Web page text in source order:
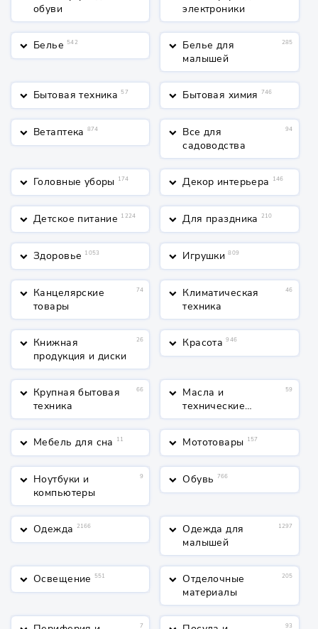
обуви
электроники
keyboard_arrow_down Белье 542 keyboard_arrow_down Белье для
малышей
285
keyboard_arrow_down Бытовая техника 57 keyboard_arrow_down Бытовая химия 746
keyboard_arrow_down Ветаптека 874 keyboard_arrow_down Все для
садоводства
94
keyboard_arrow_down Головные уборы 174 keyboard_arrow_down Декор интерьера 146
keyboard_arrow_down Детское питание 1224 keyboard_arrow_down Для праздника 210
keyboard_arrow_down Здоровье 1053 keyboard_arrow_down Игрушки 809
keyboard_arrow_down Канцелярские
товары
74 keyboard_arrow_down Климатическая
техника
46
keyboard_arrow_down Книжная
продукция и диски
26 keyboard_arrow_down Красота 946
keyboard_arrow_down Крупная бытовая
техника
66 keyboard_arrow_down Масла и
технические
жидкости
59
keyboard_arrow_down Мебель для сна 11 keyboard_arrow_down Мототовары 157
keyboard_arrow_down Ноутбуки и
компьютеры
9 keyboard_arrow_down Обувь 766
keyboard_arrow_down Одежда 2166 keyboard_arrow_down Одежда для
малышей
1297
keyboard_arrow_down Освещение 551 keyboard_arrow_down Отделочные
материалы
205
7 93